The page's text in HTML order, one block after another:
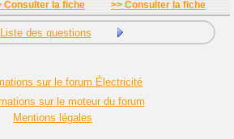
Consulter la fiche
>> Consulter la fiche
Liste des questions
sur le forum Électricité
sur le moteur du forum
Mentions légales